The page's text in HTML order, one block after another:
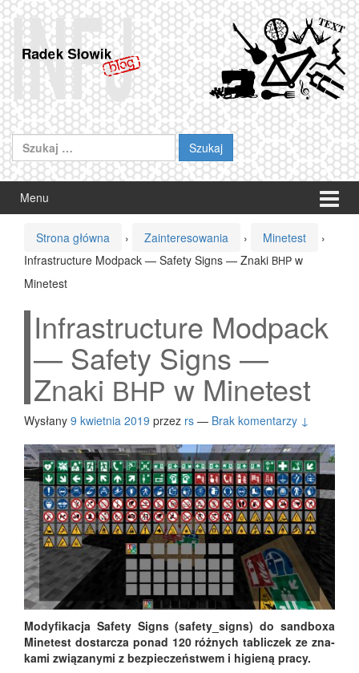
Przeskocz
do
treści
Przejdź
do
menu
głównego
Szukaj:
Menu
Strona główna › Zainteresowania › Minetest
›
Infrastructure Modpack — Safety Signs — Znaki BHP w
Minetest
Infrastructure Modpack
— Safety Signs —
Znaki BHP w Minetest
Wysłany 9 kwietnia 2019 przez rs — Brak komentarzy ↓
Mody­fi­ka­cja Safe­ty Signs (safety_signs) do sand­bo­xa
Mine­test dostar­cza ponad 120 róż­nych tabli­czek ze zna­
ka­mi zwią­za­ny­mi z bez­pie­czeń­stwem i higie­ną pracy.